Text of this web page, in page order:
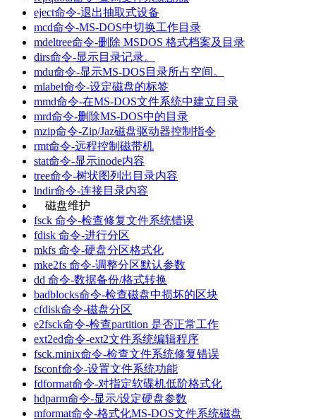
eject命令-退出抽取式设备
mcd命令-MS-DOS中切换工作目录
mdeltree命令-删除 MSDOS 格式档案及目录
dirs命令-显示目录记录。
mdu命令-显示MS-DOS目录所占空间。
mlabel命令-设定磁盘的标签
mmd命令-在MS-DOS文件系统中建立目录
mrd命令-删除MS-DOS中的目录
mzip命令-Zip/Jaz磁盘驱动器控制指令
rmt命令-远程控制磁带机
stat命令-显示inode内容
tree命令-树状图列出目录内容
lndir命令-连接目录内容
磁盘维护
fsck 命令-检查修复文件系统错误
fdisk 命令-进行分区
mkfs 命令-硬盘分区格式化
mke2fs 命令-调整分区默认参数
dd 命令-数据备份/格式转换
badblocks命令-检查磁盘中损坏的区块
cfdisk命令-磁盘分区
e2fsck命令-检查partition 是否正常工作
ext2ed命令-ext2文件系统编辑程序
fsck.minix命令-检查文件系统修复错误
fsconf命令-设置文件系统功能
fdformat命令-对指定软碟机低阶格式化
hdparm命令-显示/设定硬盘参数
mformat命令-格式化MS-DOS文件系统磁盘